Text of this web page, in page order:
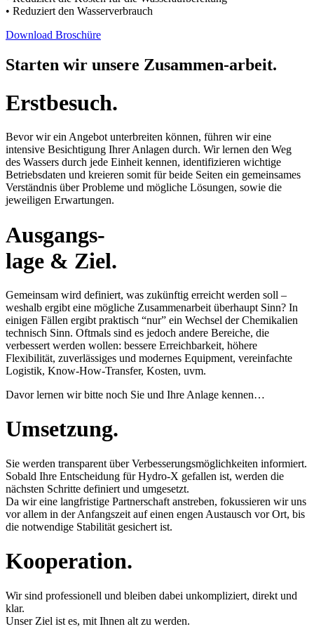
• Reduziert den Wasserverbrauch
Download Broschüre
Starten wir unsere Zusammen-arbeit.
Erstbesuch.
Bevor wir ein Angebot unterbreiten können, führen wir eine
intensive Besichtigung Ihrer Anlagen durch. Wir lernen den Weg
des Wassers durch jede Einheit kennen, identifizieren wichtige
Betriebsdaten und kreieren somit für beide Seiten ein gemeinsames
Verständnis über Probleme und mögliche Lösungen, sowie die
jeweiligen Erwartungen.
Ausgangs-
lage & Ziel.
Gemeinsam wird definiert, was zukünftig erreicht werden soll –
weshalb ergibt eine mögliche Zusammenarbeit überhaupt Sinn? In
einigen Fällen ergibt praktisch “nur” ein Wechsel der Chemikalien
technisch Sinn. Oftmals sind es jedoch andere Bereiche, die
verbessert werden wollen: bessere Erreichbarkeit, höhere
Flexibilität, zuverlässiges und modernes Equipment, vereinfachte
Logistik, Know-How-Transfer, Kosten, uvm.
Davor lernen wir bitte noch Sie und Ihre Anlage kennen…
Umsetzung.
Sie werden transparent über Verbesserungsmöglichkeiten informiert.
Sobald Ihre Entscheidung für Hydro-X gefallen ist, werden die
nächsten Schritte definiert und umgesetzt.
Da wir eine langfristige Partnerschaft anstreben, fokussieren wir uns
vor allem in der Anfangszeit auf einen engen Austausch vor Ort, bis
die notwendige Stabilität gesichert ist.
Kooperation.
Wir sind professionell und bleiben dabei unkompliziert, direkt und
klar.
Unser Ziel ist es, mit Ihnen alt zu werden.